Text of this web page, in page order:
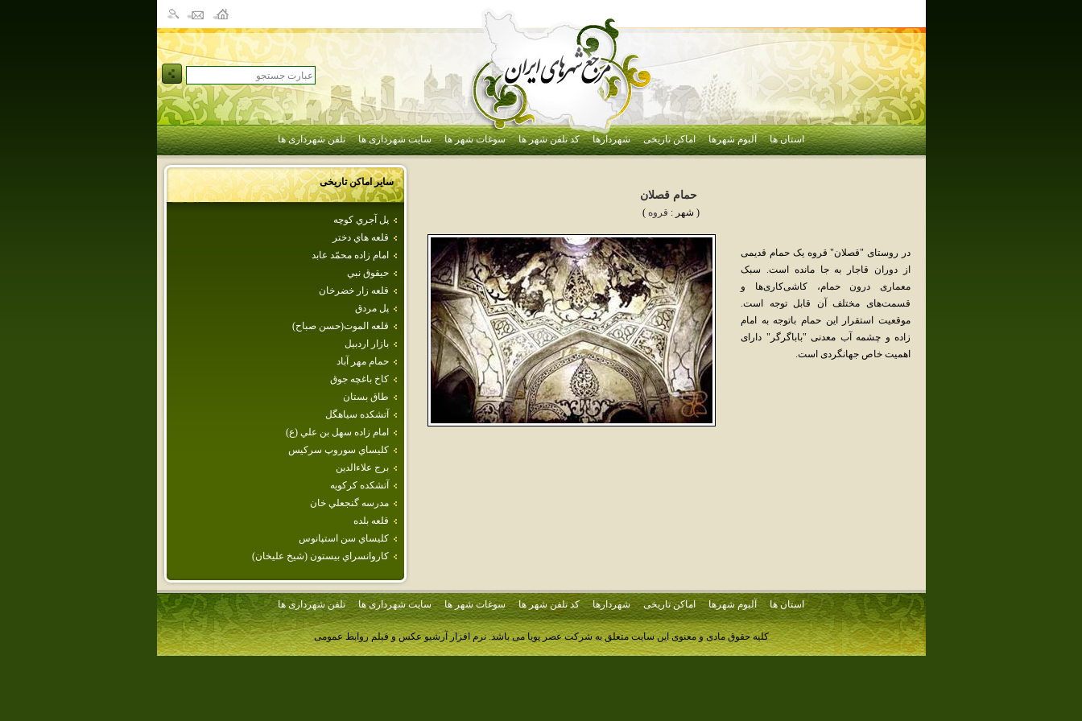
استان ها آلبوم شهرها اماکن تاریخی شهردارها کد تلفن شهر ها سوغات شهر ها سایت شهرداری ها تلفن شهرداری ها
سایر اماکن تاریخی
پل‌ آجري‌ كوچه‌
قلعه هاي‌ دختر
امام‌ زاده‌ محمّد عابد
حيقوق نبي
قلعه‌ زار خضرخان‌
پل مردق
قلعه الموت(حسن صباح)
بازار اردبيل
حمام مهر آباد
كاخ باغچه جوق
طاق بستان
آتشكده سياهگل
امام‌ زاده‌ سهل‌ بن‌ علي‌ (ع‌)
كليساي سوروپ سركيس
برج علاءالدين
آتشكده كركويه
مدرسه گنجعلي خان
قلعه‌ بلده‌
كليساي سن استپانوس
كاروانسراي‌ بيستون‌ (شيخ‌ عليخان‌)
حمام قصلان
( شهر : قروه )
در روستای‌ "قصلان‌" قروه‌ یک‌ حمام‌ قدیمی‌
از دوران‌ قاجار به‌ جا مانده‌ است‌. سبک
‌معماری‌ درون‌ حمام‌، کاشی‌کاری‌ها و
قسمت‌های‌ مختلف‌ آن‌ قابل‌ توجه‌ است‌.
موقعیت‌ استقرار این‌ حمام‌ باتوجه‌ به‌ امام‌
زاده‌ و چشمه‌ آب‌ معدنی‌ "باباگرگر" دارای‌
اهمیت‌ خاص‌ جهانگردی‌ است‌.
استان ها آلبوم شهرها اماکن تاریخی شهردارها کد تلفن شهر ها سوغات شهر ها سایت شهرداری ها تلفن شهرداری ها
کلیه حقوق مادی و معنوی این سایت متعلق به شرکت عصر پویا می باشد.نرم افزار آرشیو عکس و فیلم روابط عمومی